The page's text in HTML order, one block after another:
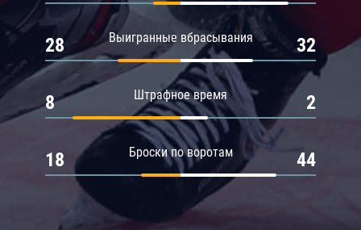
Выигранные вбрасывания
28 32
Штрафное время
8 2
Броски по воротам
18 44